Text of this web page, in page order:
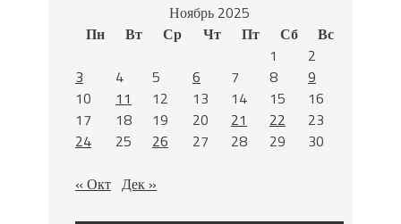
Ноябрь 2025
Пн
Вт Ср Чт Пт Сб
Вс
1
2
3
4 5 6 7 8
9
10
11 12 13 14 15
16
17
18 19 20 21 22
23
24
25 26 27 28 29
30
« Окт Дек »